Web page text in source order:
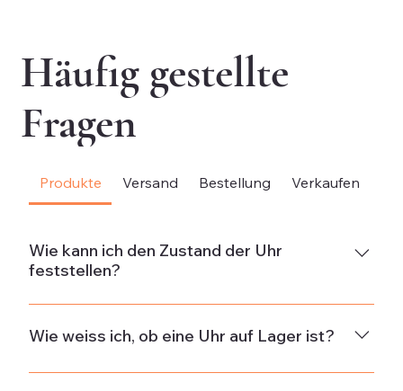
Häufig gestellte
Fragen
Produkte Versand Bestellung Verkaufen
Wie kann ich den Zustand der Uhr
feststellen?
NeuDie Uhr ist neu und weist keine Gebrauchsspuren
auf.Neuwertig & ungetragenDie Uhr ist in neuwertigem
alten Beständen stammt, kann sie minimale
Wie weiss ich, ob eine Uhr auf Lager ist?
Die Verfügbarkeit wird in der Beschreibung jeder Uhr